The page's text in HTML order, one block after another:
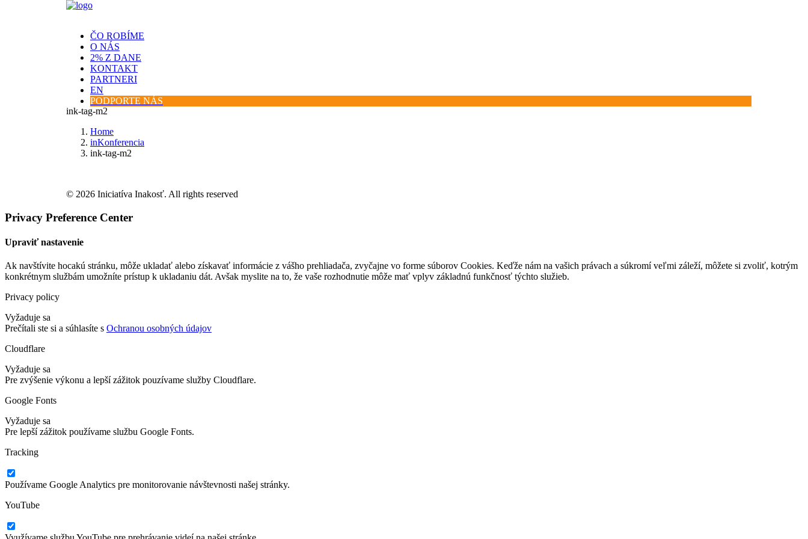
ČO ROBÍME
O NÁS
2% Z DANE
KONTAKT
PARTNERI
EN
PODPORTE NÁS
ink-tag-m2
Home
inKonferencia
ink-tag-m2
© 2026 Iniciatíva Inakosť. All rights reserved
Privacy Preference Center
Upraviť nastavenie
Ak navštívite hocakú stránku, môže ukladať alebo získavať informácie z vášho prehliadača, zvyčajne vo forme súborov Cookies. Keďže nám na vašich právach a súkromí veľmi záleží, môžete si zvoliť, kotrým
konkrétnym službám umožníte prístup k ukladaniu dát. Avšak myslite na to, že vaše rozhodnutie môže mať vplyv základnú funkčnosť týchto služieb.
Privacy policy
Vyžaduje sa
Prečítali ste si a súhlasíte s Ochranou osobných údajov
Cloudflare
Vyžaduje sa
Pre zvýšenie výkonu a lepší zážitok pouzívame služby Cloudflare.
Google Fonts
Vyžaduje sa
Pre lepší zážitok používame službu Google Fonts.
Tracking
Používame Google Analytics pre monitorovanie návštevnosti našej stránky.
YouTube